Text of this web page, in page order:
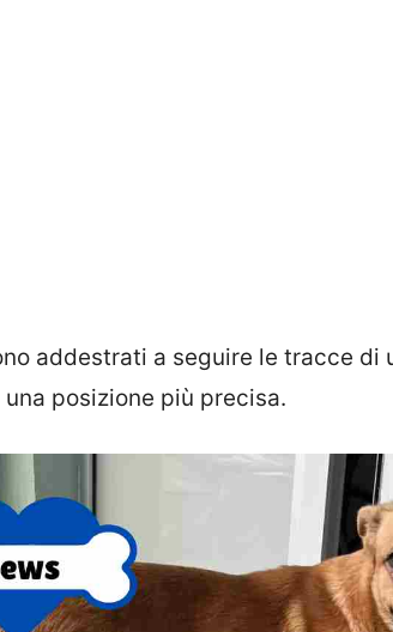
addestrati a seguire le tracce di
posizione più precisa.